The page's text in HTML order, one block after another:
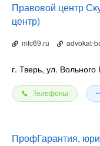
Правовой центр
центр)
mfc69.ru advokat-
г. Тверь, ул.
Телефоны
ПрофГарантия,